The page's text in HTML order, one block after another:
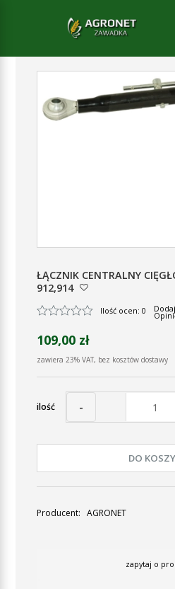
ŁĄCZNIK CENTRALNY
912,914
Ilość ocen: 0 Dodaj
109,00 zł
zawiera 23% VAT, bez kosztów dostawy
ilość -
DO
Producent: AGRONET
zapytaj o